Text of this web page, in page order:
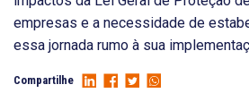
empresas e a necessidade de
essa jornada rumo à sua
Compartilhe